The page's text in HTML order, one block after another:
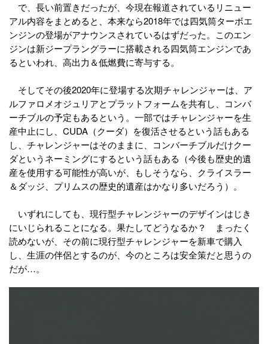
で、長い前置きだったが、今現在報道されているリニュー
アル内容をまとめると、本来なら2018年では四気筒ターボエ
ンジンの登場がアナウンスされているはずだった。このエン
ジンは新ジープラングラーに搭載される四気筒エンジンであ
るといわれ、高出力＆低燃費に寄与する。
そしてその後2020年に登場する次期チャレンジャーは、ア
ルファロメオジュリアとプラットフォームを共有し、コンバ
ーチブルの予定もあるという。一部ではチャレンジャーを生
産中止にし、CUDA（クーダ）を復活させるという話もある
し、チャレンジャーはそのままに、コンバーチブルだけクー
ダというネーミングにするという話もある（今後も歴史的遺
産を使用する可能性が高いが、もしそうなら、クライスラー
＆ダッジ、プリムスの歴史的遺産はかなり多いだろう）。
いずれにしても、現行型チャレンジャーのデザインはじき
にいじられることになる。果たしてどうなるか？ まったく
読めないが、その前に現行型チャレンジャーを新車で購入
し、生涯の伴侶とするのが、今のところは安全策だと思うの
だが…。